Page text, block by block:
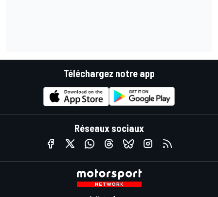
Téléchargez notre app
Réseaux sociaux